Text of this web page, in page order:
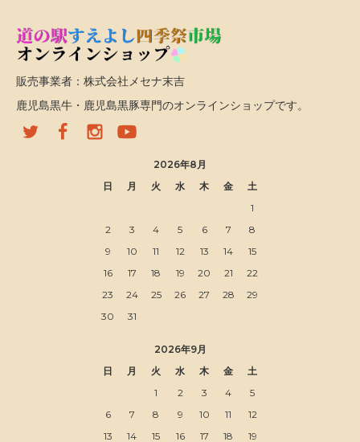
販売事業者：株式会社メセナ末吉
鹿児島黒牛・鹿児島黒豚専門のオンラインショップです。
2026年8月
日
月 火 水 木 金
土
1
2
3 4 5 6 7
8
9
10 11 12 13 14
15
16
17 18 19 20 21
22
23
24 25 26 27 28
29
30
31
2026年9月
日
月 火 水 木 金
土
1
2 3 4
5
6
7 8 9 10 11
12
13
14 15 16 17 18 19